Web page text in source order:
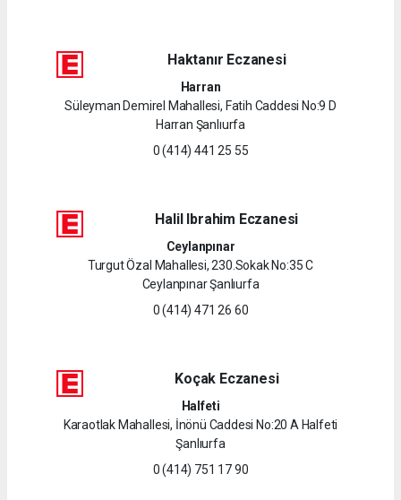
Haktanır Eczanesi
Harran
Süleyman Demirel Mahallesi, Fatih Caddesi No:9 D
Harran Şanlıurfa
0 (414) 441 25 55
Halil Ibrahim Eczanesi
Ceylanpınar
Turgut Özal Mahallesi, 230.Sokak No:35 C
Ceylanpınar Şanlıurfa
0 (414) 471 26 60
Koçak Eczanesi
Halfeti
Karaotlak Mahallesi, İnönü Caddesi No:20 A Halfeti
Şanlıurfa
0 (414) 751 17 90